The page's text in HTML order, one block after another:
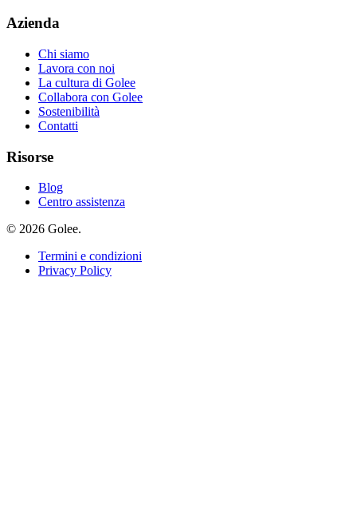
Azienda
Chi siamo
Lavora con noi
La cultura di Golee
Collabora con Golee
Sostenibilità
Contatti
Risorse
Blog
Centro assistenza
© 2026 Golee.
Termini e condizioni
Privacy Policy